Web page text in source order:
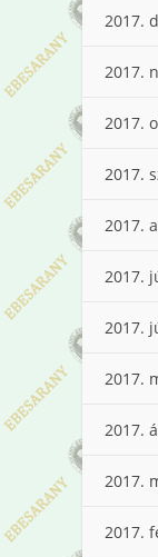
2017.
2017.
2017.
2017.
2017.
2017.
2017.
2017.
2017.
2017.
2017.